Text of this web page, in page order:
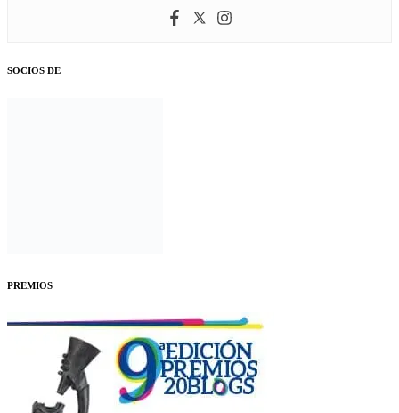
SOCIOS DE
PREMIOS